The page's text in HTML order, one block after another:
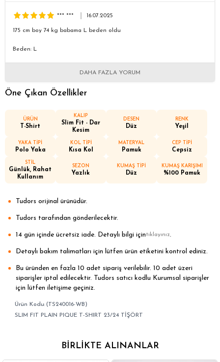
*** *** 16.07.2025
175 cm boy 74 kg babama L beden oldu
Beden: L
DAHA FAZLA YORUM
Öne Çıkan Özellikler
ÜRÜN
T-Shirt
KALIP
Slim Fit - Dar
Kesim
DESEN
Düz
RENK
Yeşil
YAKA TİPİ
Polo Yaka
KOL TİPİ
Kısa Kol
MATERYAL
Pamuk
CEP TİPİ
Cepsiz
STİL
Günlük, Rahat
Kullanım
SEZON
Yazlık
KUMAŞ TİPİ
Düz
KUMAŞ KARIŞIMI
%100 Pamuk
Tudors orijinal ürünüdür.
Tudors tarafından gönderilecektir.
14 gün içinde ücretsiz iade. Detaylı bilgi içintıklayınız.
Detaylı bakım talimatları için lütfen ürün etiketini kontrol ediniz.
Bu üründen en fazla 10 adet sipariş verilebilir. 10 adet üzeri
siparişler iptal edilecektir. Tudors satıcı kodlu Kurumsal siparişler
için lütfen iletişime geçiniz.
(TS240016-WB)
SLIM FIT PLAIN PIQUE T-SHIRT 23/24 TİŞÖRT
BIRLIKTE ALINANLAR